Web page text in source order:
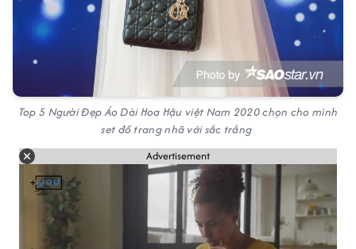
Top 5 Người Đẹp Áo Dài Hoa Hậu việt Nam 2020 chọn cho mình
set đồ trang nhã với sắc trắng
Advertisement